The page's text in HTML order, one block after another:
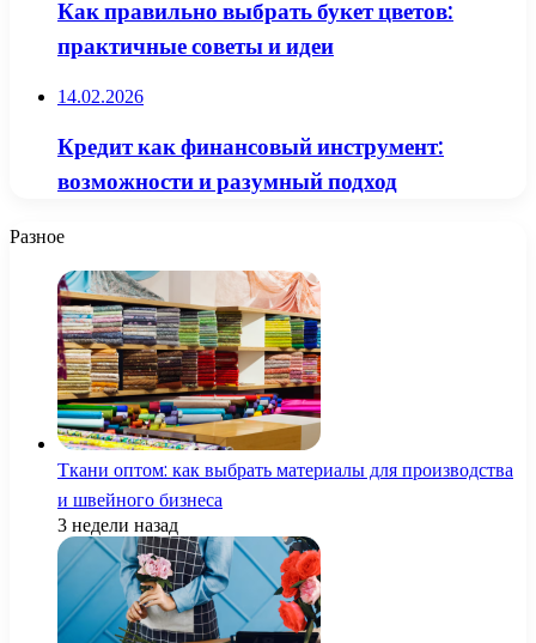
Как правильно выбрать букет цветов:
практичные советы и идеи
14.02.2026
Кредит как финансовый инструмент:
возможности и разумный подход
Разное
Ткани оптом: как выбрать материалы для производства
и швейного бизнеса
3 недели назад